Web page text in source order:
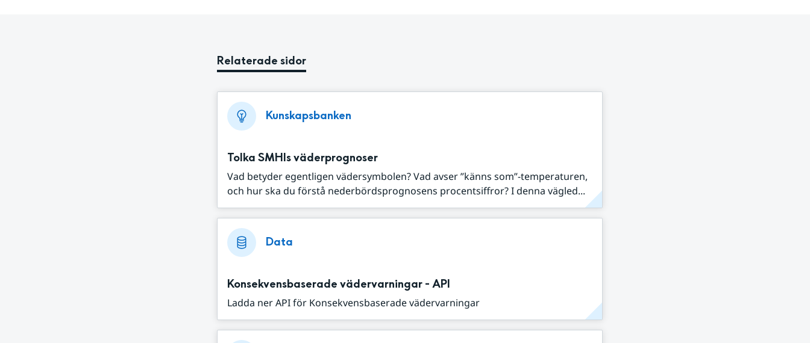
Relaterade sidor
Kunskapsbanken
Tolka SMHIs väderprognoser
Vad betyder egentligen vädersymbolen? Vad avser ”känns som”-temperaturen,
och hur ska du förstå nederbördsprognosens procentsiffror? I denna vägled...
Data
Konsekvensbaserade vädervarningar - API
Ladda ner API för Konsekvensbaserade vädervarningar